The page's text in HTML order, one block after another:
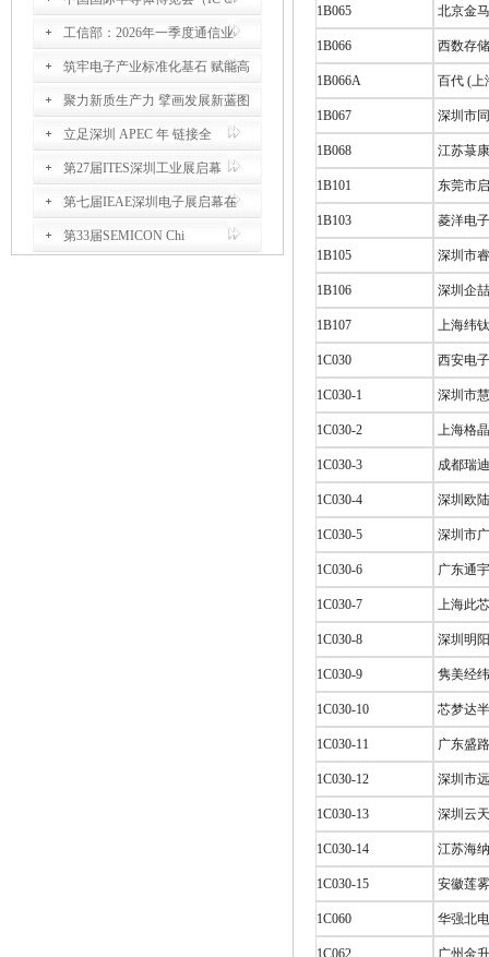
工信部：2026年一季度通信业
筑牢电子产业标准化基石 赋能高
聚力新质生产力 擘画发展新蓝图
立足深圳 APEC 年 链接全
第27届ITES深圳工业展启幕
第七届IEAE深圳电子展启幕在
第33届SEMICON Chi
1B065 北京金
1B066 西数存
1B066A 百代 (上
1B067 深圳市
1B068 江苏菉
1B101 东莞市
1B103 菱洋电
1B105 深圳市
1B106 深圳企
1B107 上海纬
1C030 西安电
1C030-1 深圳市
1C030-2 上海格
1C030-3 成都瑞
1C030-4 深圳欧
1C030-5 深圳市
1C030-6 广东通
1C030-7 上海此
1C030-8 深圳明
1C030-9 隽美经
1C030-10 芯梦达
1C030-11 广东盛
1C030-12 深圳市
1C030-13 深圳云
1C030-14 江苏海
1C030-15 安徽莲
1C060 华强北
1C062 广州金